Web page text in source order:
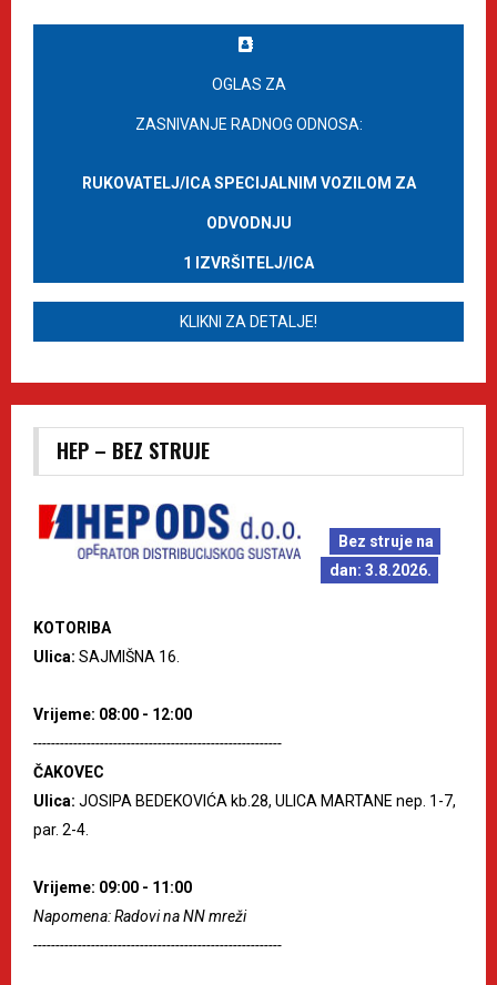
OGLAS ZA
ZASNIVANJE RADNOG ODNOSA:
RUKOVATELJ/ICA SPECIJALNIM VOZILOM ZA
ODVODNJU
1 IZVRŠITELJ/ICA
KLIKNI ZA DETALJE!
HEP – BEZ STRUJE
Bez struje na
dan: 3.8.2026.
KOTORIBA
Ulica: SAJMIŠNA 16.
Vrijeme: 08:00 - 12:00
--------------------------------------------------------
ČAKOVEC
Ulica: JOSIPA BEDEKOVIĆA kb.28, ULICA MARTANE nep. 1-7,
par. 2-4.
Vrijeme: 09:00 - 11:00
Napomena: Radovi na NN mreži
--------------------------------------------------------